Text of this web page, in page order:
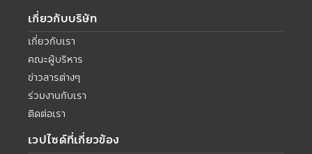
เกี่ยวกับบริษัท
เกี่ยวกับเรา
คณะผู้บริหาร
ข่าวสารต่างๆ
ร่วมงานกับเรา
ติดต่อเรา
เวปไซด์ที่เกี่ยวข้อง